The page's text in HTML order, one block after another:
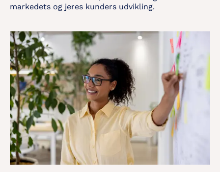
markedets og jeres kunders udvikling.